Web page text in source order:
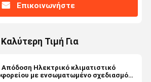
Επικοινωνήστε
Τιμή Για
Απόδοση Ηλεκτρικό κλιματιστικό
με ενσωματωμένο σχεδιασμό